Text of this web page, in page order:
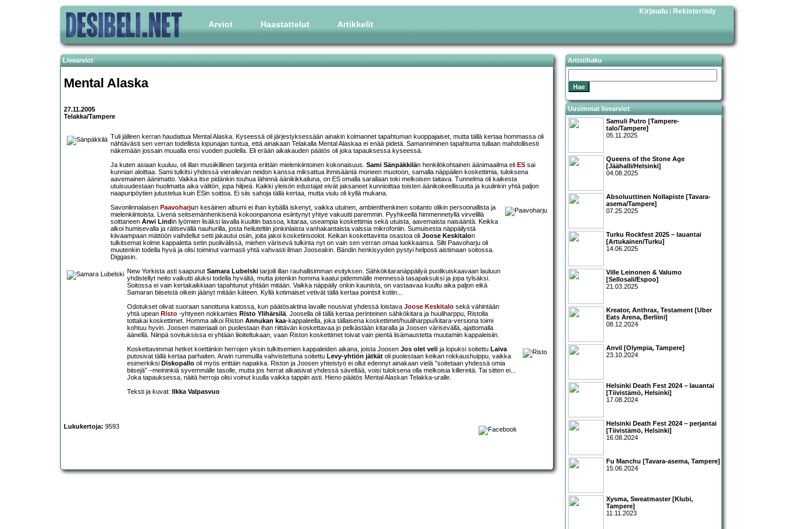
Arviot Haastattelut Artikkelit
Kirjaudu | Rekisteröidy
Livearviot
Mental Alaska
27.11.2005
Telakka/Tampere
Tuli jälleen kerran haudattua Mental Alaska. Kyseessä oli järjestyksessään ainakin kolmannet tapahtuman kuoppajaiset, mutta tällä kertaa hommassa oli
nähtävästi sen verran todellista lopunajan tuntua, että ainakaan Telakalla Mental Alaskaa ei enää pidetä. Samanniminen tapahtuma tullaan mahdollisesti
näkemään jossain muualla ensi vuoden puolella. Eli erään aikakauden päätös oli joka tapauksessa kyseessä.
Ja kuten asiaan kuuluu, oli illan musiikillinen tarjonta erittäin mielenkiintoinen kokonaisuus. Sami Sänpäkkilän henkilökohtainen äänimaailma eli ES sai
kunnian aloittaa. Sami tulkitsi yhdessä vierailevan neidon kanssa miksattua ihmisääntä moneen muotoon, samalla näppäilen koskettimia, tuloksena
aavemainen äänimatto. Vaikka itse pidänkin touhua lähinnä äänikikkailuna, on ES omalla sarallaan toki melkoisen taitava. Tunnelma oli kaikesta
utuisuudestaan huolimatta aika välitön, jopa hilpeä. Kaikki yleisön edustajat eivät jaksaneet kunnioittaa toisten äänikokeellisuutta ja kuulinkin yhtä paljon
naapuripöytien jutustelua kuin ESin soittoa. Ei siis sahoja tällä kertaa, mutta viulu oli kyllä mukana.
Savonlinnalaisen Paavoharjun kesäinen albumi ei ihan kybällä iskenyt, vaikka utuinen, ambienthenkinen soitanto olikin persoonallista ja
mielenkiintoista. Livenä seitsemänhenkisenä kokoonpanona esiintynyt yhtye vakuutti paremmin. Pyyhkeellä himmennetyllä virvelillä
soittaneen Arwi Lindin lyömien lisäksi lavalla kuultiin bassoa, kitaraa, useampia koskettimia sekä utuista, aavemaista naisääntä. Keikka
alkoi humisevalla ja rätisevällä nauhurilla, josta heiluteltiin jonkinlaista vanhakantaista valssia mikrofoniin. Sumuisesta näppäilystä
kiivaampaan mättöön vaihdellut setti jakautui osiin, joita jakoi kosketinsoolot. Keikan koskettavinta osastoa oli Joose Keskitalon
tulkitsemat kolme kappaletta setin puolivälissä, miehen värisevä tulkinta nyt on vain sen verran omaa luokkaansa. Silti Paavoharju oli
muutenkin todella hyvä ja olisi toiminut varmasti yhtä vahvasti ilman Jooseakin. Bändin henkisyyden pystyi helposti aistimaan soitossa.
Diggasin.
New Yorkista asti saapunut Samara Lubelski tarjoili illan rauhallisimman esityksen. Sähkökitaranäppäilyä puolikuiskaavaan lauluun
yhdistellyt neito vaikutti aluksi todella hyvältä, mutta jotenkin homma kaatui pidemmälle mennessä tasapaksuksi ja jopa tylsäksi.
Soitossa ei vain kertakaikkiaan tapahtunut yhtään mitään. Vaikka näppäily onkin kaunista, on vastaavaa kuultu aika paljon eikä
Samaran biiseistä oikein jäänyt mitään käteen. Kyllä kotimaiset vetivät tällä kertaa pointsit kotiin...
Odotukset olivat suoraan sanottuna katossa, kun päätösaktina lavalle nousivat yhdessä loistava Joose Keskitalo sekä vähintään
yhtä upean Risto -yhtyeen nokkamies Risto Ylihärsilä. Joosella oli tällä kertaa perinteinen sähkökitara ja huuliharppu, Ristolla
tottakai koskettimet. Homma alkoi Riston Annukan kaa-kappaleella, joka tällaisena koskettimet/huuliharppu/kitara-versiona toimi
kohtuu hyvin. Joosen materiaali on puolestaan ihan riittävän koskettavaa jo pelkästään kitaralla ja Joosen värisevällä, ajattomalla
äänellä. Niinpä sovituksissa ei yhtään liioiteltukaan, vaan Riston koskettimet toivat vain pientä lisämaustetta muutamiin kappaleisiin.
Koskettavimmat hetket koettiinkin herrojen yksin tulkitsemien kappaleiden aikana, joista Joosen Jos olet veli ja lopuksi soitettu Laiva
putosivat tällä kertaa parhaiten. Arwin rummuilla vahvistettuna soitettu Levy-yhtiön jätkät oli puolestaan keikan rokkaushuippu, vaikka
esimerkiksi Diskopallo oli myös erittäin napakka. Riston ja Joosen yhteistyö ei ollut edennyt ainakaan vielä ”soitetaan yhdessä omia
biisejä” –meininkiä syvemmälle tasolle, mutta jos herrat alkaisivat yhdessä säveltää, voisi tuloksena olla melkoisia killereitä. Tai sitten ei...
Joka tapauksessa, näitä herroja olisi voinut kuulla vaikka tappiin asti. Hieno päätös Mental Alaskan Telakka-uralle.
Teksti ja kuvat:
Ilkka Valpasvuo
Lukukertoja: 9593
Artistihaku
Uusimmat livearviot
Samuli Putro [Tampere-
talo/Tampere]
05.11.2025
Queens of the Stone Age
[Jäähalli/Helsinki]
04.08.2025
Absoluuttinen Nollapiste [Tavara-
asema/Tampere]
07.25.2025
Turku Rockfest 2025 – lauantai
[Artukainen/Turku]
14.06.2025
Ville Leinonen & Valumo
[Sellosali/Espoo]
21.03.2025
Kreator, Anthrax, Testament [Uber
Eats Arena, Berliini]
08.12.2024
Anvil [Olympia, Tampere]
23.10.2024
Helsinki Death Fest 2024 – lauantai
[Tiivistämö, Helsinki]
17.08.2024
Helsinki Death Fest 2024 – perjantai
[Tiivistämö, Helsinki]
16.08.2024
Fu Manchu [Tavara-asema, Tampere]
15.06.2024
Xysma, Sweatmaster [Klubi,
Tampere]
11.11.2023